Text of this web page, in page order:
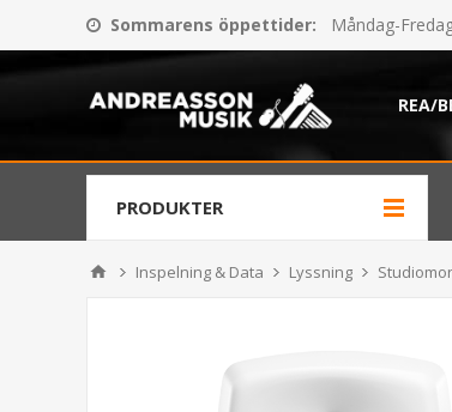
Sommarens öppettider: Måndag-
REA/
PRODUKTER
Inspelning & Data Lyssning